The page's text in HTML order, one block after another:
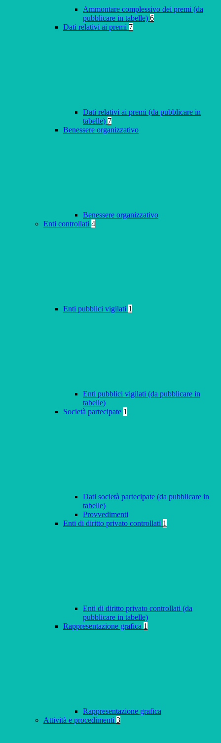
Ammontare complessivo dei premi (da
pubblicare in tabelle) 6
Dati relativi ai premi 7
Dati relativi ai premi (da pubblicare in
tabelle) 7
Benessere organizzativo
Benessere organizzativo
Enti controllati 4
Enti pubblici vigilati 1
Enti pubblici vigilati (da pubblicare in
tabelle)
Società partecipate 1
Dati società partecipate (da pubblicare in
tabelle)
Provvedimenti
Enti di diritto privato controllati 1
Enti di diritto privato controllati (da
pubblicare in tabelle)
Rappresentazione grafica 1
Rappresentazione grafica
Attività e procedimenti 3